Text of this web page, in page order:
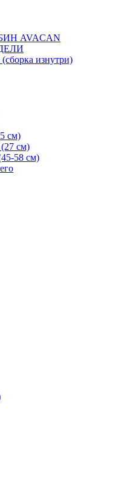
AVACAN
изнутри)
см)
см)
58 см)